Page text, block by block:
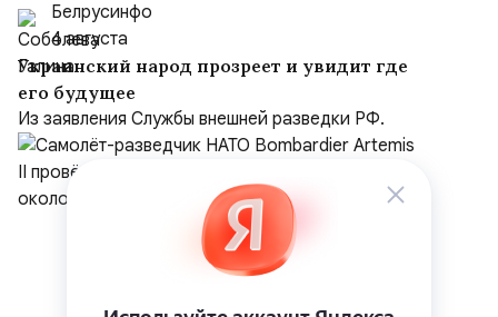
Белрусинфо
4 августа
Украинский народ прозреет и увидит где
его будущее
Из заявления Службы внешней разведки РФ.